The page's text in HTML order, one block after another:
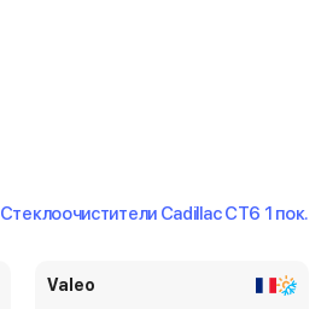
Стеклоочистители Cadillac CT6 1 пок.
Valeo